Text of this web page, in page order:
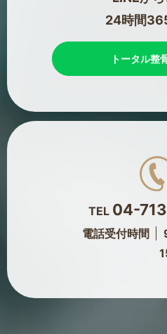
24時間
トータル整
TEL 04-
電話受付時間
15:00